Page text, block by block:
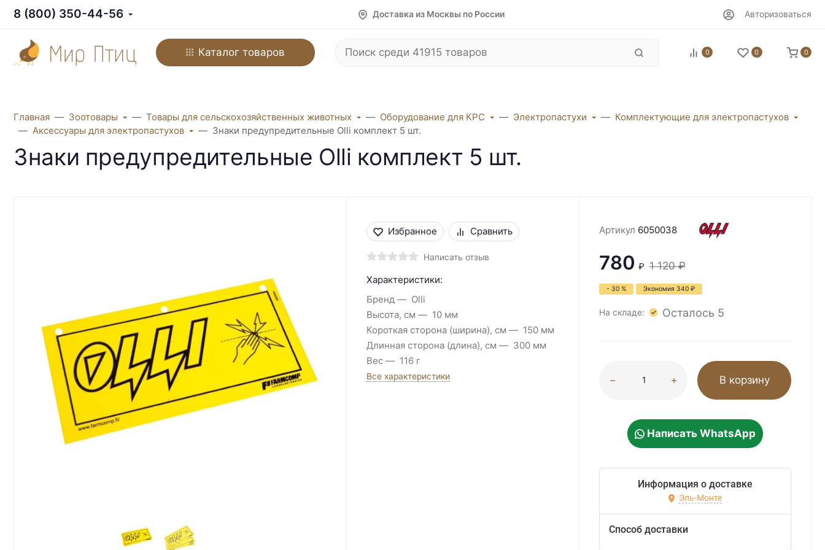
8 (800) 350-44-56 Доставка из Москвы по России Авторизоваться
Каталог товаров 0 0 0
Главная Зоотовары Товары для сельскохозяйственных животных Оборудование для КРС Электропастухи
Комплектующие для электропастухов
Аксессуары для электропастухов
Знаки предупредительные Olli комплект 5 шт.
Знаки предупредительные Olli комплект 5 шт.
Избранное Сравнить
Написать отзыв
Характеристики:
Бренд
Olli
Высота, см
10 мм
Короткая сторона (ширина), см
150 мм
Длинная сторона (длина), см
300 мм
Вес
116 г
Все характеристики
Артикул 6050038
780 ₽ 1 120 ₽
- 30 % Экономия 340 ₽
На складе: Осталось 5
В корзину
Написать WhatsApp
Информация о доставке
Эль-Монте
Способ доставки